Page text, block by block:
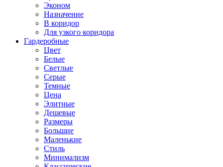
Эконом
Назначение
В коридор
Для узкого коридора
Гардеробные
Цвет
Белые
Светлые
Серые
Темные
Цена
Элитные
Дешевые
Размеры
Большие
Маленькие
Стиль
Минимализм